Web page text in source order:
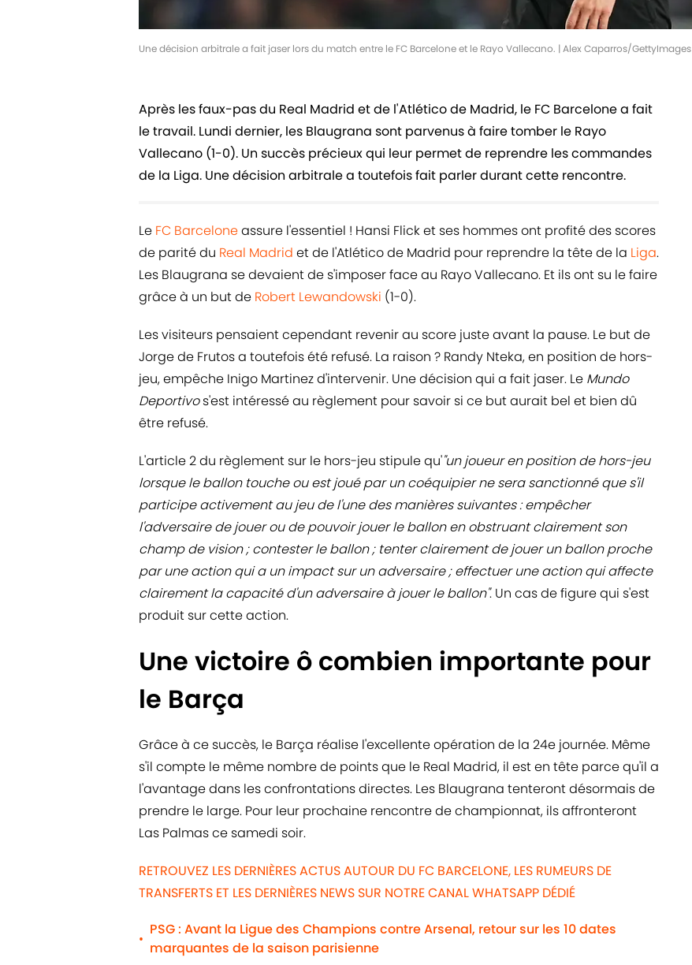
Une décision arbitrale a fait jaser lors du match entre le FC Barcelone et le Rayo Vallecano. | Alex Caparros/GettyImages
Après les faux-pas du Real Madrid et de l'Atlético de Madrid, le FC Barcelone a fait
le travail. Lundi dernier, les Blaugrana sont parvenus à faire tomber le Rayo
Vallecano (1-0). Un succès précieux qui leur permet de reprendre les commandes
de la Liga. Une décision arbitrale a toutefois fait parler durant cette rencontre.
Le FC Barceloneassure l'essentiel ! Hansi Flick et ses hommes ont profité des scores
de parité du Real Madrid et de l'Atlético de Madrid pour reprendre la tête de la Liga.
Les Blaugrana se devaient de s'imposer face au Rayo Vallecano. Et ils ont su le faire
grâce à un but de Robert Lewandowski (1-0).
Les visiteurs pensaient cependant revenir au score juste avant la pause. Le but de
Jorge de Frutos a toutefois été refusé. La raison ? Randy Nteka, en position de hors-
jeu, empêche Inigo Martinez d'intervenir. Une décision qui a fait jaser. Le Mundo
Deportivos'est intéressé au règlement pour savoir si ce but aurait bel et bien dû
être refusé.
L'article 2 du règlement sur le hors-jeu stipule qu'"un joueur en position de hors-jeu
lorsque le ballon touche ou est joué par un coéquipier ne sera sanctionné que s'il
participe activement au jeu de l'une des manières suivantes : empêcher
l'adversaire de jouer ou de pouvoir jouer le ballon en obstruant clairement son
champ de vision ; contester le ballon ; tenter clairement de jouer un ballon proche
par une action qui a un impact sur un adversaire ; effectuer une action qui affecte
clairement la capacité d'un adversaire à jouer le ballon". Un cas de figure qui s'est
produit sur cette action.
Une victoire ô combien importante pour
le Barça
Grâce à ce succès, le Barça réalise l'excellente opération de la 24e journée. Même
s'il compte le même nombre de points que le Real Madrid, il est en tête parce qu'il a
l'avantage dans les confrontations directes. Les Blaugrana tenteront désormais de
prendre le large. Pour leur prochaine rencontre de championnat, ils affronteront
Las Palmas ce samedi soir.
RETROUVEZ LES DERNIÈRES ACTUS AUTOUR DU FC BARCELONE, LES RUMEURS DE
TRANSFERTS ET LES DERNIÈRES NEWS SUR NOTRE CANAL WHATSAPP DÉDIÉ
•
PSG : Avant la Ligue des Champions contre Arsenal, retour sur les 10 dates
marquantes de la saison parisienne